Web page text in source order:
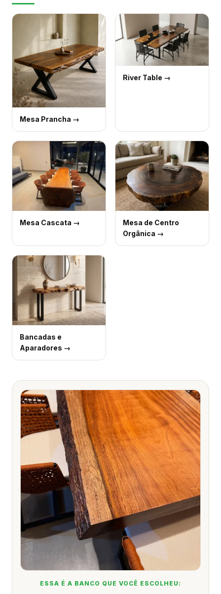
Mesa Prancha →
River Table →
Mesa Cascata →
Mesa de Centro
Orgânica →
Bancadas e
Aparadores →
ESSA É A BANCO QUE VOCÊ ESCOLHEU: